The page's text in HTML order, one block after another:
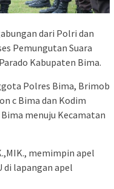
dari Polri dan
Pemungutan Suara
Kabupaten Bima.
Polres Bima, Brimob
c Bima dan Kodim
menuju Kecamatan
memimpin apel
di lapangan apel